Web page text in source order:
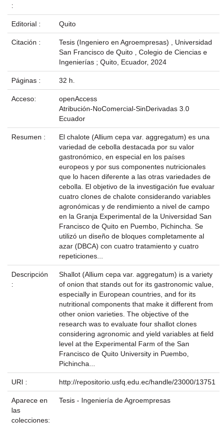
:
Editorial : Quito
Citación :
Tesis (Ingeniero en Agroempresas) , Universidad
San Francisco de Quito , Colegio de Ciencias e
Ingenierías ; Quito, Ecuador, 2024
Páginas : 32 h.
Acceso:
openAccess
Atribución-NoComercial-SinDerivadas 3.0
Ecuador
Resumen :
El chalote (Allium cepa var. aggregatum) es una
variedad de cebolla destacada por su valor
gastronómico, en especial en los países
europeos y por sus componentes nutricionales
que lo hacen diferente a las otras variedades de
cebolla. El objetivo de la investigación fue evaluar
cuatro clones de chalote considerando variables
agronómicas y de rendimiento a nivel de campo
en la Granja Experimental de la Universidad San
Francisco de Quito en Puembo, Pichincha. Se
utilizó un diseño de bloques completamente al
azar (DBCA) con cuatro tratamiento y cuatro
repeticiones...
Descripción
:
Shallot (Allium cepa var. aggregatum) is a variety
of onion that stands out for its gastronomic value,
especially in European countries, and for its
nutritional components that make it different from
other onion varieties. The objective of the
research was to evaluate four shallot clones
considering agronomic and yield variables at field
level at the Experimental Farm of the San
Francisco de Quito University in Puembo,
Pichincha...
URI : http://repositorio.usfq.edu.ec/handle/23000/13751
Aparece en
las
colecciones:
Tesis - Ingeniería de Agroempresas